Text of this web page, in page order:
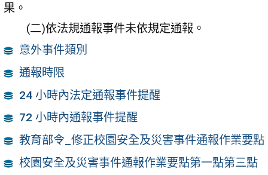
果。
(二)依法規通報事件未依規定通報。
意外事件類別
通報時限
24 小時內法定通報事件提醒
72 小時內通報事件提醒
教育部令_修正校園安全及災害事件通報作業要點
校園安全及災害事件通報作業要點第一點第三點